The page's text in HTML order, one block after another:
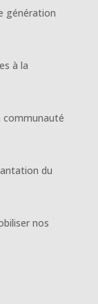
génération
à la
communauté
du
nos